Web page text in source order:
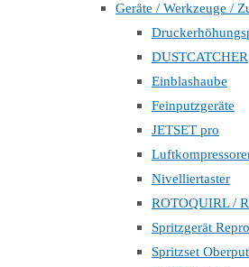
Geräte / Werkzeuge /
DUSTCATCHER
Einblashaube
Feinputzgeräte
JETSET pro
Nivelliertaster
ROTOQUIRL /
Spritzgerät
Spritzset